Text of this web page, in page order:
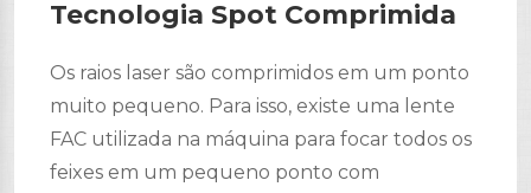
Tecnologia Spot Comprimida
Os raios laser são comprimidos em um ponto
muito pequeno. Para isso, existe uma lente
FAC utilizada na máquina para focar todos os
feixes em um pequeno ponto com